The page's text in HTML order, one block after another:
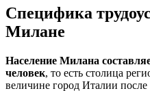
Специфика
Милане
Население Милана
человек, то есть столица
величине город Италии